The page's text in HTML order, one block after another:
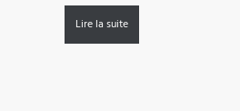
Lire la suite